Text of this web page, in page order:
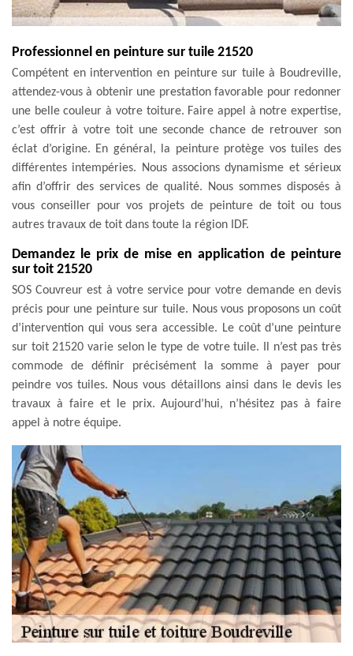
Professionnel en peinture sur tuile 21520
Compétent en intervention en peinture sur tuile à Boudreville,
attendez-vous à obtenir une prestation favorable pour redonner
une belle couleur à votre toiture. Faire appel à notre expertise,
c’est offrir à votre toit une seconde chance de retrouver son
éclat d’origine. En général, la peinture protège vos tuiles des
différentes intempéries. Nous associons dynamisme et sérieux
afin d’offrir des services de qualité. Nous sommes disposés à
vous conseiller pour vos projets de peinture de toit ou tous
autres travaux de toit dans toute la région IDF.
Demandez le prix de mise en application de peinture
sur toit 21520
SOS Couvreur est à votre service pour votre demande en devis
précis pour une peinture sur tuile. Nous vous proposons un coût
d’intervention qui vous sera accessible. Le coût d’une peinture
sur toit 21520 varie selon le type de votre tuile. Il n’est pas très
commode de définir précisément la somme à payer pour
peindre vos tuiles. Nous vous détaillons ainsi dans le devis les
travaux à faire et le prix. Aujourd’hui, n’hésitez pas à faire
appel à notre équipe.